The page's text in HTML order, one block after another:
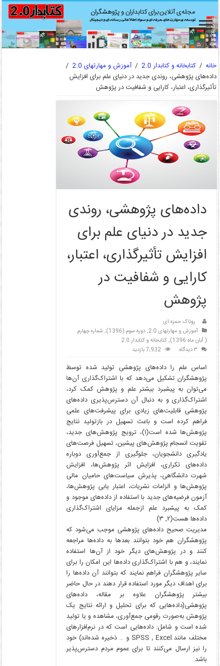
خانه / کتابخانه و کتابدار 2.0 / آموزش و مهارتهای 2.0
/
داده‌های پژوهشی، روندی جدید در دنیای علم برای افزایش
تأثیرگذاری، اعتبار، کارایی و شفافیت در پژوهش
داده‌های پژوهشی، روندی
جدید در دنیای علم برای
افزایش تأثیرگذاری، اعتبار،
کارایی و شفافیت در
پژوهش
روناک حمزه ای
آموزش و مهارتهای 2.0
,دوره سوم (1396) , شماره چهارم
( آبان ماه 1396)
,کتابخانه و کتابدار 2.0
۳ دیدگاه
7,932 بازدید
اساس علم را داده‌های پژوهشی تولید شده توسط
پژوهشگران تشکیل می‌دهد که با اشتراک‌گذاری آن‌ها
می‌توان به پیشبرد بیشتر علم و پژوهش کمک کرد،
اشتراک‌گذاری و به دنبال آن دسترس‌پذیری داده‌های
پژوهشی قابلیت‌های زیادی برای پیشرفت‌های علمی
فراهم کرده است و باعث تسهیل در بازتولید نتایج
پژوهش‌ها شده است(۱)، ترویج پژوهش‌های جدید،
تقویت انسجام پژوهش‌های پیشین، تسهیل فرصت‌های
یادگیری دانشجویان، جلوگیری از جمع‌آوری دوباره
داده‌های تکراری، افزایش اثر پژوهش‌ها، افزایش
شهرت دانشگاهی، پذیرش سیاست‌های حامیان مالی
پژوهش‌ها و الزامات نشریات، اعتبار یابی پژوهش‌ها،
آزمون فرضیه‌های جدید با استفاده از داده‌های موجود و
کمک به پیشبرد علم ازجمله مزایای اشتراک‌گذاری
داده‌ها هست(۲, ۳)
مدیریت صحیح داده‌های پژوهشی موجب می‌شود که
پژوهشگران هم خود بتوانند بعدها به داده‌ها مراجعه
کنند و در پژوهش‌های دیگر خود از آن‌ها استفاده
نمایند، و هم با اشتراک‌گذاری داده‌ها این امکان را برای
سایر پژوهشگران فراهم نمایند که بتوانند آن داده‌ها را
برای اهداف دیگر مورد استفاده قرار دهند در حال حاضر
بیشتر پژوهشگران علاوه بر مقاله، داده‌های
پژوهشی(داده‌هایی که برای تحلیل و ارائه نتایج یک
پژوهش به‌صورت رقومی جمع‌آوری، مشاهده و یا تولید
شده است و شامل: داده‌هایی است که در نرم‌افزارهای
مختلف مانند SPSS , Excel و … ذخیره شده‌اند) خود
را نیز ارسال می‌کنند تا برای عموم مردم دسترس‌پذیر
باشد.